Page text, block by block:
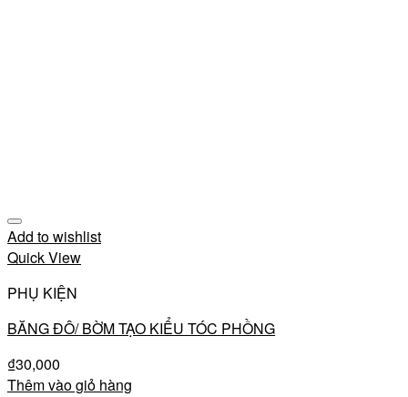
Add to wishlist
Quick View
PHỤ KIỆN
BĂNG ĐÔ/ BỜM TẠO KIỂU TÓC PHỒNG
₫30,000
Thêm vào giỏ hàng